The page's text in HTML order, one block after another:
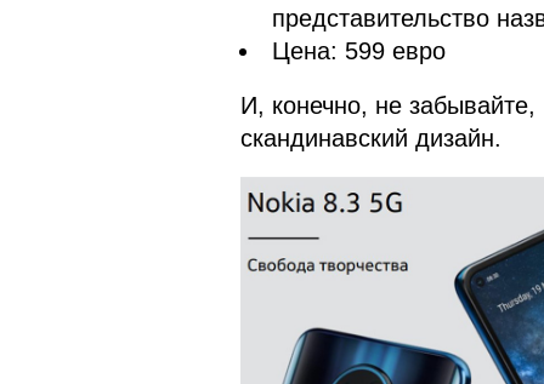
представительство
Цена: 599 евро
И, конечно, не
скандинавский дизайн.